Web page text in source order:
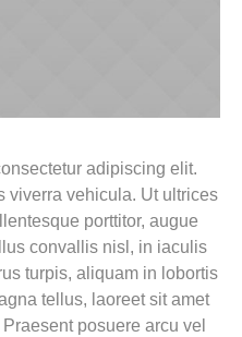
adipiscing elit.
viverra vehicula. Ut ultrices
porttitor, augue
convallis nisl, in iaculis
turpis, aliquam in lobortis
tellus, laoreet sit amet
posuere arcu vel